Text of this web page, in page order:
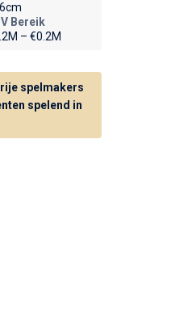
Bereik
– €0.2M
spelmakers
spelend in